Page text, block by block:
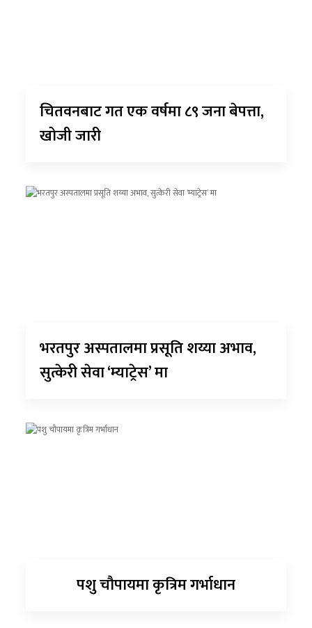
चितवनबाट गत एक वर्षमा ८९ जना बेपत्ता,
खोजी जारी
भरतपुर अस्पतालमा प्रसूति शय्या अभाव,
सुत्केरी सेवा ‘म्याट्रेस’ मा
पशु चौपायमा कृत्रिम गर्भाधान